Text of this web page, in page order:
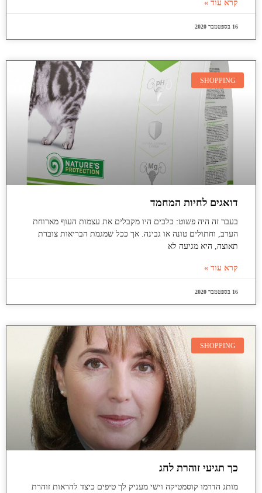
קרא עוד »
16 בספטמבר 2020
SHOPPING
דואגים לחיות המחמד
בעבר זה היה פשוט: כלבים היו מקבלים את עצמות העוף מארוחת
הערב, וחתולים טונה או גבינה. אך ככל שמגמת הבריאות צוברת
תאוצה, היא מגיעה לא
קרא עוד »
16 בספטמבר 2020
SHOPPING
כך תגיעי זוהרת לחג
מותג הדרמו קוסמטיקה וישי מעניק לך טיפים כיצד להראות זוהרת